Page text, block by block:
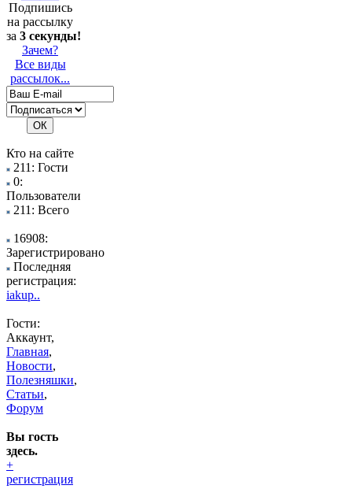
Подпишись
на рассылку
за 3 секунды!
Зачем?
Все виды
рассылок...
Кто на сайте
211: Гости
0:
Пользователи
211: Всего
16908:
Зарегистрировано
Последняя
регистрация:
iakup..
Гости:
Аккаунт,
Главная,
Новости,
Полезняшки,
Статьи,
Форум
Вы гость
здесь.
+
регистрация